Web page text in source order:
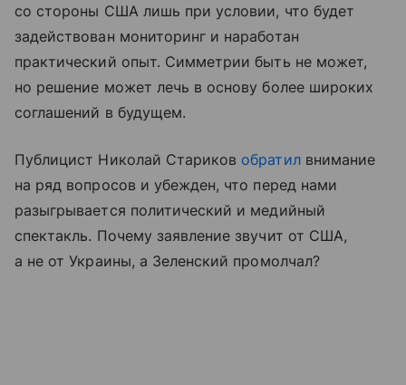
со стороны США лишь при условии, что будет
задействован мониторинг и наработан
практический опыт. Симметрии быть не может,
но решение может лечь в основу более широких
соглашений в будущем.
Публицист Николай Стариковобратилвнимание
на ряд вопросов и убежден, что перед нами
разыгрывается политический и медийный
спектакль. Почему заявление звучит от США,
а не от Украины, а Зеленский промолчал?